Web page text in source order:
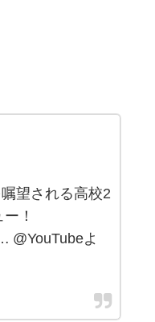
望される高校2
！
@YouTubeよ